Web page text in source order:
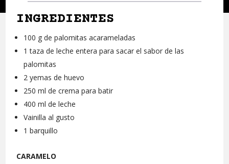
INGREDIENTES
100 g de palomitas acarameladas
1 taza de leche entera para sacar el sabor de las
palomitas
2 yemas de huevo
250 ml de crema para batir
400 ml de leche
Vainilla al gusto
1 barquillo
CARAMELO